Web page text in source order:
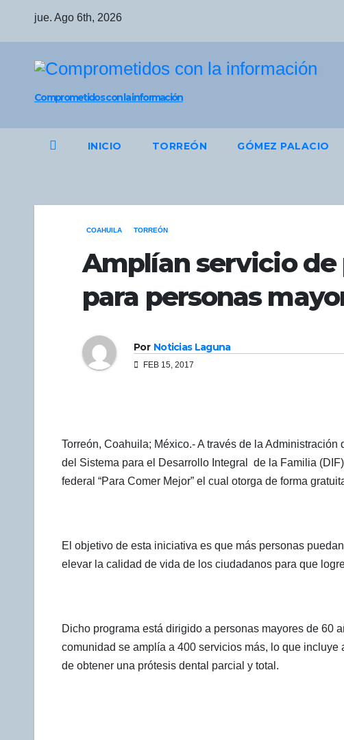
jue. Ago 6th, 2026
Comprometidos con la información
INICIO TORREÓN GÓMEZ PALACIO
COAHUILA TORREÓN
Amplían servicio
para personas
Por Noticias Laguna
FEB 15, 2017
Torreón, Coahuila; México.- A través de la
del Sistema para el Desarrollo Integral de la Familia
federal “Para Comer Mejor” el cual otorga de forma
El objetivo de esta iniciativa es que más personas
elevar la calidad de vida de los ciudadanos para que
Dicho programa está dirigido a personas mayores de
comunidad se amplía a 400 servicios más, lo que
de obtener una prótesis dental parcial y total.